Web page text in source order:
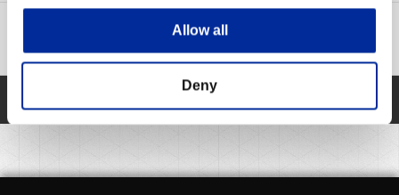
Allow all
Deny
本WEBサイトで提供している一部機能の停止について
2023-04-20 16:06
2 3